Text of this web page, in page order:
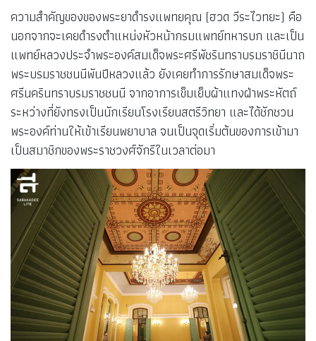
ความสำคัญของของพระยาดำรงแพทยคุณ (ฮวด วีระไวทยะ) คือ
นอกจากจะเคยดำรงตำแหน่งหัวหน้ากรมแพทย์ทหารบก และเป็น
แพทย์หลวงประจำพระองค์สมเด็จพระศรีพัชรินทราบรมราชินีนาถ
พระบรมราชชนนีพันปีหลวงแล้ว ยังเคยทำการรักษาสมเด็จพระ
ศรีนครินทราบรมราชชนนี จากอาการเข็มเย็บผ้าแทงฝ่าพระหัตถ์
ระหว่างที่ยังทรงเป็นนักเรียนโรงเรียนสตรีวิทยา และได้ชักชวน
พระองค์ท่านให้เข้าเรียนพยาบาล จนเป็นจุดเริ่มต้นของการเข้ามา
เป็นสมาชิกของพระราชวงศ์จักรีในเวลาต่อมา